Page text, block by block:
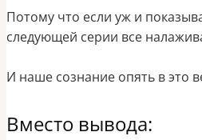
Потому что если уж и
следующей серии все
И наше сознание опять в это
Вместо вывода: